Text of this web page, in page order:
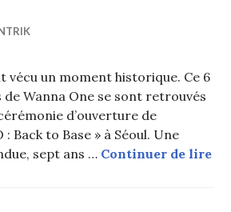
vécu un moment historique. Ce 6
de Wanna One se sont retrouvés
d’ouverture de
: Back to Base » à Séoul. Une
sept ans … Continuer de lire